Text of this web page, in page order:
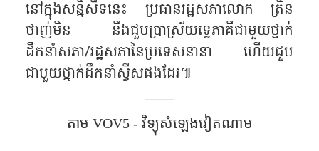
នៅក្នុងសន្និសីទនេះ ប្រធានរដ្ឋសភាលោក ត្រិន
ថាញ់មិន នឹងជួបប្រាស្រ័យទ្វេភាគីជាមួយថ្នាក់
ដឹកនាំសភា/រដ្ឋសភានៃប្រទេសនានា ហើយជួប
ជាមួយថ្នាក់ដឹកនាំស្វីសផងដែរ៕
តាម VOV5 - វិទ្យុសំឡេង​វៀតណាម